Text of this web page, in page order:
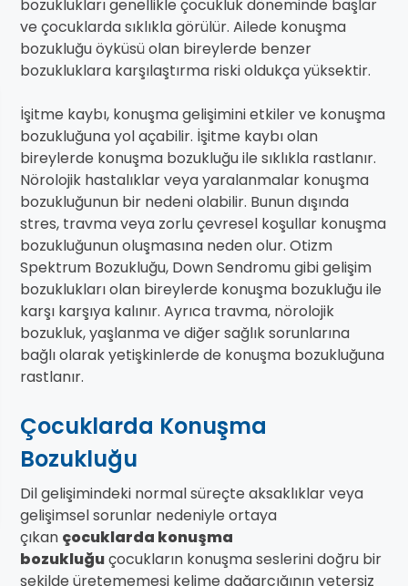
bozuklukları genellikle çocukluk döneminde başlar
ve çocuklarda sıklıkla görülür. Ailede konuşma
bozukluğu öyküsü olan bireylerde benzer
bozukluklara karşılaştırma riski oldukça yüksektir.
İşitme kaybı, konuşma gelişimini etkiler ve konuşma
bozukluğuna yol açabilir. İşitme kaybı olan
bireylerde konuşma bozukluğu ile sıklıkla rastlanır.
Nörolojik hastalıklar veya yaralanmalar konuşma
bozukluğunun bir nedeni olabilir. Bunun dışında
stres, travma veya zorlu çevresel koşullar konuşma
bozukluğunun oluşmasına neden olur. Otizm
Spektrum Bozukluğu, Down Sendromu gibi gelişim
bozuklukları olan bireylerde konuşma bozukluğu ile
karşı karşıya kalınır. Ayrıca travma, nörolojik
bozukluk, yaşlanma ve diğer sağlık sorunlarına
bağlı olarak yetişkinlerde de konuşma bozukluğuna
rastlanır.
Çocuklarda Konuşma
Bozukluğu
Dil gelişimindeki normal süreçte aksaklıklar veya
gelişimsel sorunlar nedeniyle ortaya
çıkan çocuklarda konuşma
bozukluğuçocukların konuşma seslerini doğru bir
şekilde üretememesi kelime dağarcığının yetersiz